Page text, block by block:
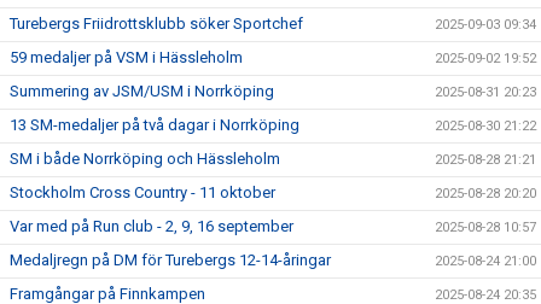
Turebergs Friidrottsklubb söker Sportchef 2025-09-03 09:34
59 medaljer på VSM i Hässleholm 2025-09-02 19:52
Summering av JSM/USM i Norrköping 2025-08-31 20:23
13 SM-medaljer på två dagar i Norrköping 2025-08-30 21:22
SM i både Norrköping och Hässleholm 2025-08-28 21:21
Stockholm Cross Country - 11 oktober 2025-08-28 20:20
Var med på Run club - 2, 9, 16 september 2025-08-28 10:57
Medaljregn på DM för Turebergs 12-14-åringar 2025-08-24 21:00
Framgångar på Finnkampen 2025-08-24 20:35